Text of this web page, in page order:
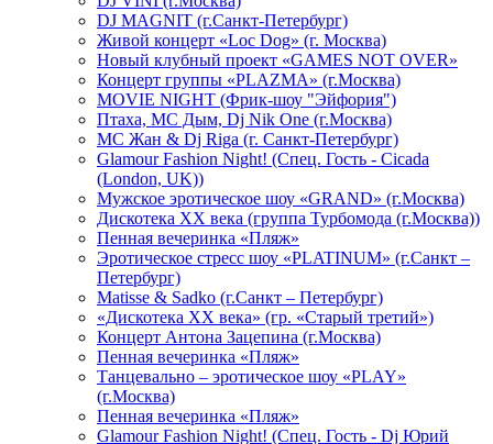
DJ MAGNIT (г.Санкт-Петербург)
Живой концерт «Loc Dog» (г. Москва)
Новый клубный проект «GAMES NOT OVER»
Концерт группы «PLAZMA» (г.Москва)
MOVIE NIGHT (Фрик-шоу "Эйфория")
Птаха, МС Дым, Dj Nik One (г.Москва)
МС Жан & Dj Riga (г. Санкт-Петербург)
Glamour Fashion Night! (Спец. Гость - Cicada
(London, UK))
Мужское эротическое шоу «GRAND» (г.Москва)
Дискотека XX века (группа Турбомода (г.Москва))
Пенная вечеринка «Пляж»
Эротическое стресс шоу «PLATINUM» (г.Санкт –
Петербург)
Matisse & Sadko (г.Санкт – Петербург)
«Дискотека ХХ века» (гр. «Старый третий»)
Концерт Антона Зацепина (г.Москва)
Пенная вечеринка «Пляж»
Танцевально – эротическое шоу «PLAY»
(г.Москва)
Пенная вечеринка «Пляж»
Glamour Fashion Night! (Спец. Гость - Dj Юрий